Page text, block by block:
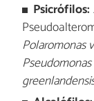
Psicrófilos:
Polaromonas